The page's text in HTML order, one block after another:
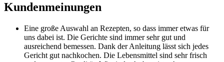
Kundenmeinungen
Eine große Auswahl an Rezepten, so dass immer etwas für
uns dabei ist. Die Gerichte sind immer sehr gut und
ausreichend bemessen. Dank der Anleitung lässt sich jedes
Gericht gut nachkochen. Die Lebensmittel sind sehr frisch